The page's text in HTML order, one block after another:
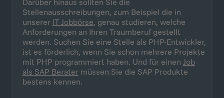
Fazit: Die Auswahl an IT Berufen
war nie größer!
Es ist faszinierend, welche Vielzahl an
Berufsbezeichnungen, Ausbildungswegen und
Tätigkeitsfeldern es in der
Informationstechnologie gibt. Unsere Antwort auf
die Frage “Welche IT Berufe gibt es?” fällt daher